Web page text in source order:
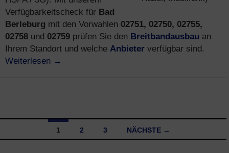
Verfügbarkeitscheck für Bad
Berleburg mit den Vorwahlen 02751, 02750, 02755,
02758 und 02759 prüfen Sie den Breitbandausbau an
Ihrem Standort und welche Anbieter verfügbar sind.
Weiterlesen →
Beitragsnavigation
1 2 3 NÄCHSTE →